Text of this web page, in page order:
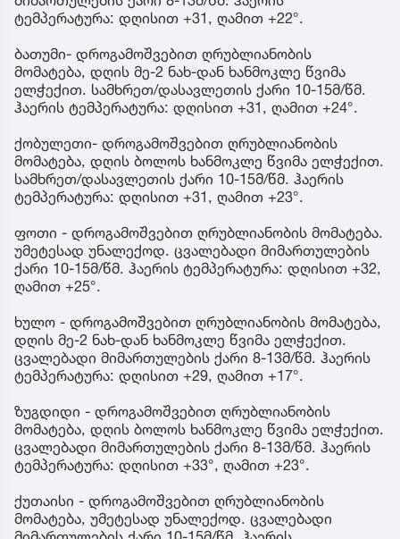
ტემპერატურა: დღისით +31, ღამით +22°.
ბათუმი- დროგამოშვებით ღრუბლიანობის
მომატება, დღის მე-2 ნახ-დან ხანმოკლე წვიმა
ელჭექით. სამხრეთ/დასავლეთის ქარი 10-15მ/წმ.
ჰაერის ტემპერატურა: დღისით +31, ღამით +24°.
ქობულეთი- დროგამოშვებით ღრუბლიანობის
მომატება, დღის ბოლოს ხანმოკლე წვიმა ელჭექით.
სამხრეთ/დასავლეთის ქარი 10-15მ/წმ. ჰაერის
ტემპერატურა: დღისით +31, ღამით +23°.
ფოთი - დროგამოშვებით ღრუბლიანობის მომატება.
უმეტესად უნალექოდ. ცვალებადი მიმართულების
ქარი 10-15მ/წმ. ჰაერის ტემპერატურა: დღისით +32,
ღამით +25°.
ხულო - დროგამოშვებით ღრუბლიანობის მომატება,
დღის მე-2 ნახ-დან ხანმოკლე წვიმა ელჭექით.
ცვალებადი მიმართულების ქარი 8-13მ/წმ. ჰაერის
ტემპერატურა: დღისით +29, ღამით +17°.
ზუგდიდი - დროგამოშვებით ღრუბლიანობის
მომატება, დღის ბოლოს ხანმოკლე წვიმა ელჭექით.
ცვალებადი მიმართულების ქარი 8-13მ/წმ. ჰაერის
ტემპერატურა: დღისით +33°, ღამით +23°.
ქუთაისი - დროგამოშვებით ღრუბლიანობის
მომატება, უმეტესად უნალექოდ. ცვალებადი